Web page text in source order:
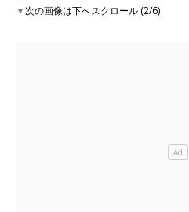
▼次の画像は下へスクロール (2/6)